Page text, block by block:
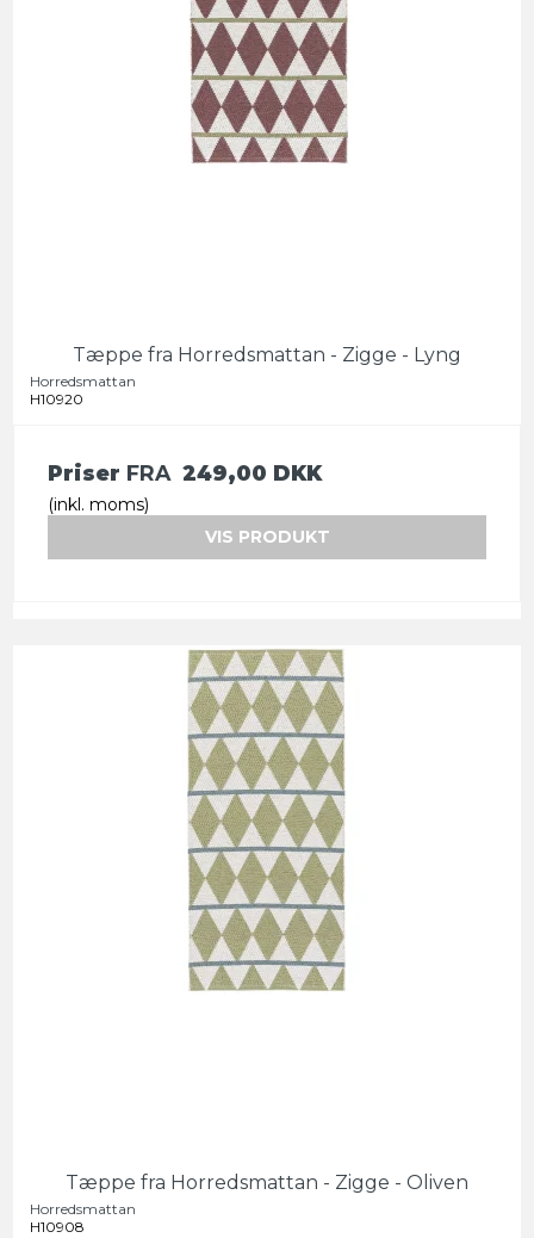
Tæppe fra Horredsmattan - Zigge - Lyng
Horredsmattan
H10920
Priser FRA 249,00 DKK
(inkl. moms)
VIS PRODUKT
Tæppe fra Horredsmattan - Zigge - Oliven
Horredsmattan
H10908